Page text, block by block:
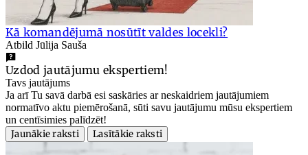
Kā komandējumā nosūtīt valdes locekli?
Atbild Jūlija Sauša
Uzdod jautājumu ekspertiem!
Tavs jautājums
Ja arī Tu savā darbā esi saskāries ar neskaidriem jautājumiem
normatīvo aktu piemērošanā, sūti savu jautājumu mūsu ekspertiem
un centīsimies palīdzēt!
Jaunākie raksti
Lasītākie raksti